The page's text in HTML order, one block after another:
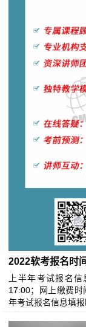
2022软考报名时间
上半年考试报名
17:00；网上缴费
年考试报名信息填